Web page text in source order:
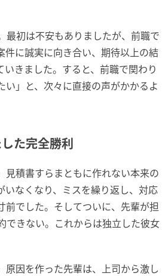
最初は不安もありましたが、前職で
に誠実に向き合い、期待以上の結
きました。すると、前職で関わり
」と、次々に直接の声がかかるよ
た完全勝利
積書すらまともに作れない本来の
なくなり、ミスを繰り返し、対応
でした。そしてついに、先輩が担
できない。これからは独立した彼女
原因を作った先輩は、上司から激し